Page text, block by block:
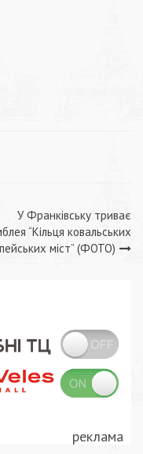
У Франківську триває
“Кільця ковальських
міст” (ФОТО)